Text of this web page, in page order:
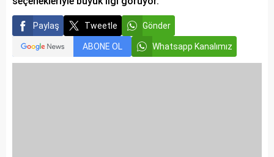
Paylaş Tweetle Gönder
ABONE OL Whatsapp Kanalımız